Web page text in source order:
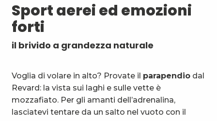
Sport aerei ed emozioni
forti
il brivido a grandezza naturale
Voglia di volare in alto? Provate il parapendio dal
Revard: la vista sui laghi e sulle vette è
mozzafiato. Per gli amanti dell’adrenalina,
lasciatevi tentare da un salto nel vuoto con il